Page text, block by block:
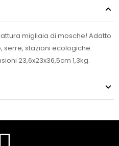
migliaia di mosche! Adatto
serre, stazioni ecologiche.
23,6x23x36,5cm 1,3kg.